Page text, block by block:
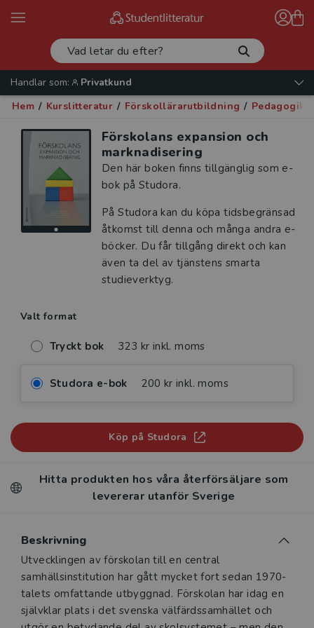
Handlar som:
Privatkund
Hem / Kurslitteratur / Förskollärarutbildning / Pedagogik
Förskolans expansion och
marknadisering
Den här boken finns tillgänglig som e-
bok på Studora.
På Studora kan du köpa tidsbegränsad
åtkomst till denna och många andra e-
böcker. Du får tillgång direkt och kan
även ta del av tjänstens smarta
studieverktyg.
Valt format
Tryckt bok 323 kr inkl. moms
Studora e-bok 200 kr inkl. moms
Köp på Studora
Hitta produkten hos våra återförsäljare som
levererar utanför Sverige
Beskrivning
Beskrivning
Utvecklingen av förskolan till en central
samhällsinstitution har gått mycket fort sedan 1970-
talets omfattande utbyggnad. Förskolan har idag en
självklar plats i det svenska välfärdssamhället och